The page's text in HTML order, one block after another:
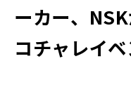
ーカー、
コチャレイ